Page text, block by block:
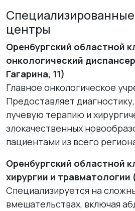
центры
Оренбургский областной
онкологический
Гагарина, 11)
Главное онкологическое
Предоставляет
лучевую терапию и
злокачественных
пациентами из всего
Оренбургский областной
хирургии и
Специализируется на
вмешательствах, включая